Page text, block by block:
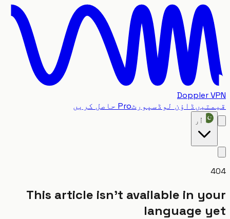
Doppler
ڈاؤن لوڈ سپورٹPro حاصل کریں
اُر
This article isn't available in
language